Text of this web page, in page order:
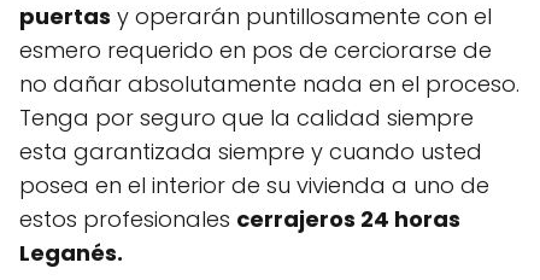
puertas y operarán puntillosamente con el
esmero requerido en pos de cerciorarse de
no dañar absolutamente nada en el proceso.
Tenga por seguro que la calidad siempre
esta garantizada siempre y cuando usted
posea en el interior de su vivienda a uno de
estos profesionales cerrajeros 24 horas
Leganés.